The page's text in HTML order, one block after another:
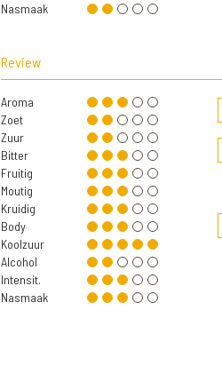
Nasmaak
Review
Aroma
Zoet
Zuur
Bitter
Fruitig
Moutig
Kruidig
Body
Koolzuur
Alcohol
Intensit.
Nasmaak